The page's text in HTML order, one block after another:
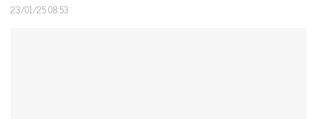
23/01/25 08:53